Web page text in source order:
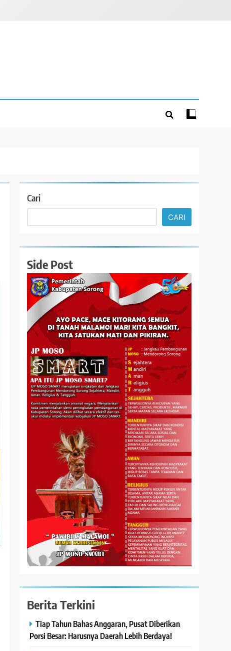
Cari
CARI
Side Post
Berita Terkini
Tiap Tahun Bahas Anggaran, Pusat Diberikan
Porsi Besar: Harusnya Daerah Lebih Berdaya!